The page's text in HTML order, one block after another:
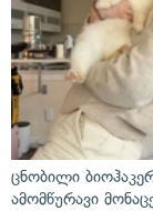
ცნობილი
ამომწურავი